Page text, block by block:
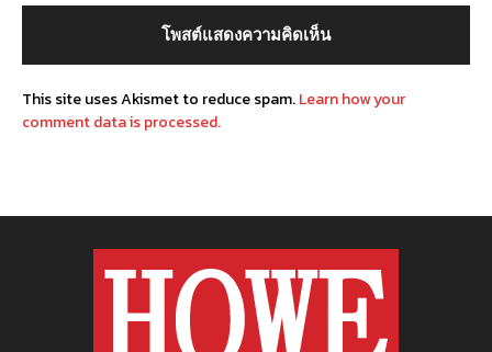
This site uses Akismet to reduce spam.Learn how your
comment data is processed.